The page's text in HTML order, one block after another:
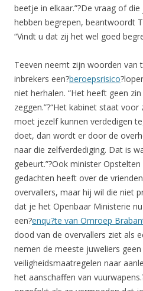
beetje in elkaar.”?De vraag of
hebben begrepen, beantwoordt
“Vindt u dat zij het wel goed
Teeven neemt zijn woorden van
inbrekers een?beroepsrisico
niet herhalen. “Het heeft geen
zeggen.”?“Het kabinet staat voor
moet jezelf kunnen verdedigen
doet, dan wordt er door de
naar die zelfverdediging. Dat is
gebeurt.”?Ook minister
gedachten heeft over de
overvallers, maar hij wil die niet
dat je het Openbaar Ministerie
een?enqu?te van Omroep
dood van de overvallers ziet als
nemen de meeste juweliers
veiligheidsmaatregelen naar
het aanschaffen van